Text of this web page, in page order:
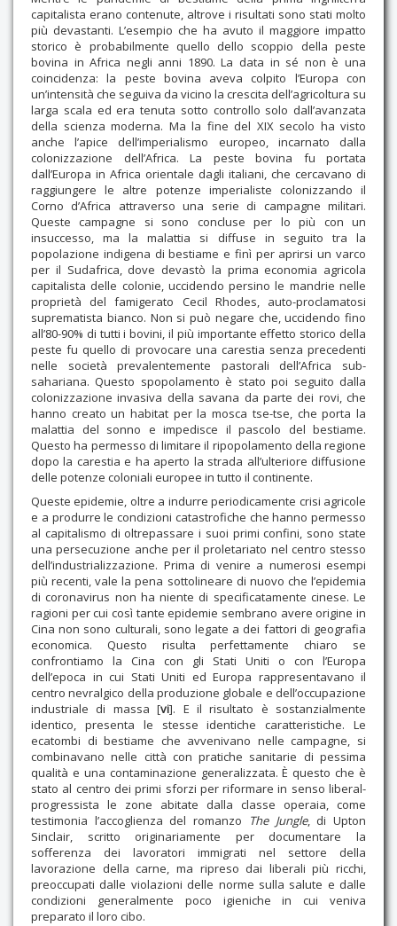
capitalista erano contenute, altrove i risultati sono stati molto
più devastanti. L’esempio che ha avuto il maggiore impatto
storico è probabilmente quello dello scoppio della peste
bovina in Africa negli anni 1890. La data in sé non è una
coincidenza: la peste bovina aveva colpito l’Europa con
un’intensità che seguiva da vicino la crescita dell’agricoltura su
larga scala ed era tenuta sotto controllo solo dall’avanzata
della scienza moderna. Ma la fine del XIX secolo ha visto
anche l’apice dell’imperialismo europeo, incarnato dalla
colonizzazione dell’Africa. La peste bovina fu portata
dall’Europa in Africa orientale dagli italiani, che cercavano di
raggiungere le altre potenze imperialiste colonizzando il
Corno d’Africa attraverso una serie di campagne militari.
Queste campagne si sono concluse per lo più con un
insuccesso, ma la malattia si diffuse in seguito tra la
popolazione indigena di bestiame e finì per aprirsi un varco
per il Sudafrica, dove devastò la prima economia agricola
capitalista delle colonie, uccidendo persino le mandrie nelle
proprietà del famigerato Cecil Rhodes, auto-proclamatosi
suprematista bianco. Non si può negare che, uccidendo fino
all’80-90% di tutti i bovini, il più importante effetto storico della
peste fu quello di provocare una carestia senza precedenti
nelle società prevalentemente pastorali dell’Africa sub-
sahariana. Questo spopolamento è stato poi seguito dalla
colonizzazione invasiva della savana da parte dei rovi, che
hanno creato un habitat per la mosca tse-tse, che porta la
malattia del sonno e impedisce il pascolo del bestiame.
Questo ha permesso di limitare il ripopolamento della regione
dopo la carestia e ha aperto la strada all’ulteriore diffusione
delle potenze coloniali europee in tutto il continente.
Queste epidemie, oltre a indurre periodicamente crisi agricole
e a produrre le condizioni catastrofiche che hanno permesso
al capitalismo di oltrepassare i suoi primi confini, sono state
una persecuzione anche per il proletariato nel centro stesso
dell’industrializzazione. Prima di venire a numerosi esempi
più recenti, vale la pena sottolineare di nuovo che l’epidemia
di coronavirus non ha niente di specificatamente cinese. Le
ragioni per cui così tante epidemie sembrano avere origine in
Cina non sono culturali, sono legate a dei fattori di geografia
economica. Questo risulta perfettamente chiaro se
confrontiamo la Cina con gli Stati Uniti o con l’Europa
dell’epoca in cui Stati Uniti ed Europa rappresentavano il
centro nevralgico della produzione globale e dell’occupazione
industriale di massa [vi]. E il risultato è sostanzialmente
identico, presenta le stesse identiche caratteristiche. Le
ecatombi di bestiame che avvenivano nelle campagne, si
combinavano nelle città con pratiche sanitarie di pessima
qualità e una contaminazione generalizzata. È questo che è
stato al centro dei primi sforzi per riformare in senso liberal-
progressista le zone abitate dalla classe operaia, come
testimonia l’accoglienza del romanzo
The Jungle, di Upton
Sinclair, scritto originariamente per documentare la
sofferenza dei lavoratori immigrati nel settore della
lavorazione della carne, ma ripreso dai liberali più ricchi,
preoccupati dalle violazioni delle norme sulla salute e dalle
condizioni generalmente poco igieniche in cui veniva
preparato il loro cibo.